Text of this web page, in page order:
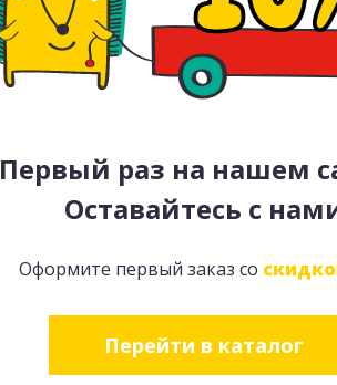
Первый раз на нашем
Оставайтесь с
Оформите первый заказ со
Перейти в каталог